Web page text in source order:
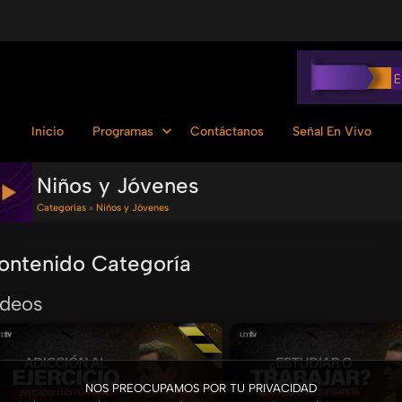
NOS PREOCUPAMOS POR TU PRIVACIDAD
Inicio Programas Contáctanos Señal En Vivo
Niños y Jóvenes
Categorías » Niños y Jóvenes
Categoría